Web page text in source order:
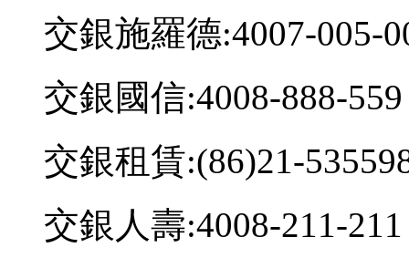
交銀施羅德:4007-005-
交銀國信:4008-888-559
交銀租賃:(86)21-
交銀人壽:4008-211-211